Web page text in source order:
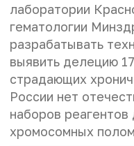
лаборатории
гематологии
разрабатывать
выявить делецию
страдающих
России нет
наборов
хромосомных